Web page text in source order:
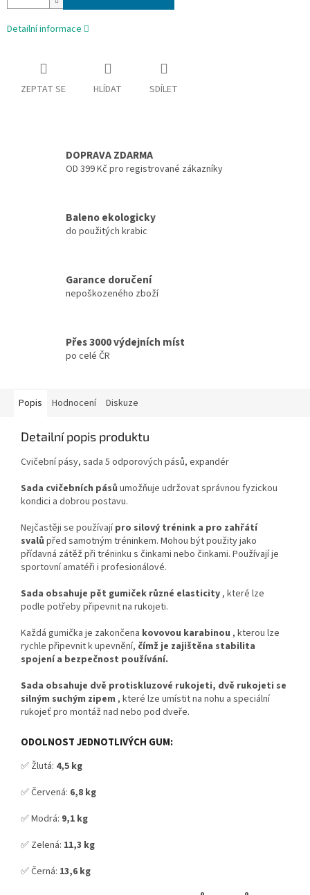
Detailní informace
ZEPTAT SE HLÍDAT SDÍLET
DOPRAVA ZDARMA
OD 399 Kč pro registrované zákazníky
Baleno ekologicky
do použitých krabic
Garance doručení
nepoškozeného zboží
Přes 3000 výdejních míst
po celé ČR
Popis Hodnocení Diskuze
Detailní popis produktu
Cvičební pásy, sada 5 odporových pásů, expandér
Sada cvičebních pásů umožňuje udržovat správnou fyzickou
kondici a dobrou postavu.
Nejčastěji se používajípro silový trénink a pro zahřátí
svalů před samotným tréninkem. Mohou být použity jako
přídavná zátěž při tréninku s činkami nebo činkami. Používají je
sportovní amatéři i profesionálové.
Sada obsahuje pět gumiček různé elasticity, které lze
podle potřeby připevnit na rukojeti.
Každá gumička je zakončena kovovou karabinou , kterou lze
rychle připevnit k upevnění, čímž je zajištěna stabilita
spojení a bezpečnost používání.
Sada obsahuje dvě protiskluzové rukojeti, dvě rukojeti se
silným suchým zipem , které lze umístit na nohu a speciální
rukojeť pro montáž nad nebo pod dveře.
ODOLNOST JEDNOTLIVÝCH GUM:
✅ Žlutá: 4,5 kg
✅ Červená: 6,8 kg
✅ Modrá: 9,1 kg
✅ Zelená: 11,3 kg
✅ Černá: 13,6 kg